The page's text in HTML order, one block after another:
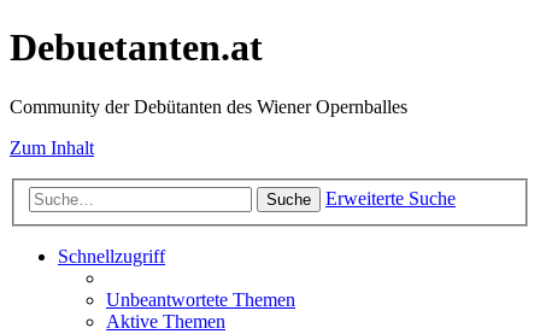
Debuetanten.at
Community der Debütanten des Wiener Opernballes
Zum Inhalt
Suche Erweiterte Suche
Schnellzugriff
Unbeantwortete Themen
Aktive Themen